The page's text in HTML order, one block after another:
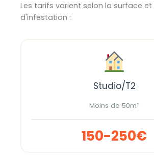
Les tarifs varient selon la surface et
d'infestation :
Studio/T2
Moins de 50m²
150-250€